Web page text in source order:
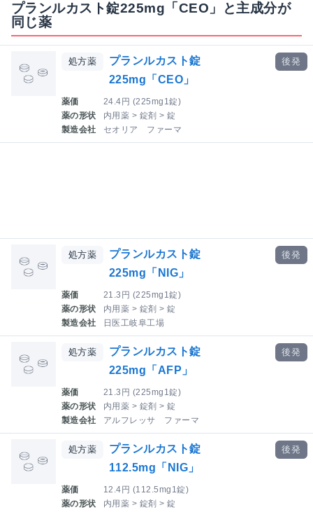
プランルカスト錠225mg「CEO」と主成分が
同じ薬
処方薬
プランルカスト錠
225mg「CEO」
薬価
24.4円 (225mg1錠)
薬の形状
内用薬 > 錠剤 > 錠
製造会社
セオリア ファーマ
後発
処方薬
プランルカスト錠
225mg「NIG」
薬価
21.3円 (225mg1錠)
薬の形状
内用薬 > 錠剤 > 錠
製造会社
日医工岐阜工場
後発
処方薬
プランルカスト錠
225mg「AFP」
薬価
21.3円 (225mg1錠)
薬の形状
内用薬 > 錠剤 > 錠
製造会社
アルフレッサ ファーマ
後発
処方薬
プランルカスト錠
112.5mg「NIG」
薬価
12.4円 (112.5mg1錠)
薬の形状
内用薬 > 錠剤 > 錠
後発